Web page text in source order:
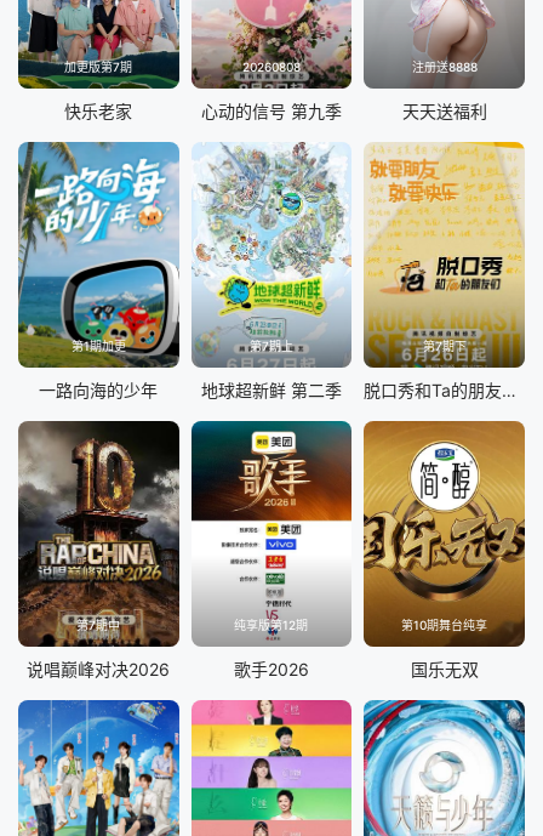
加更版第7期
快乐老家
20260808
心动的信号 第九季
注册送8888
天天送福利
第1期加更
一路向海的少年
第7期上
地球超新鲜 第二季
第7期下
脱口秀和Ta的朋友们 第三季
第7期中
说唱巅峰对决2026
纯享版第12期
歌手2026
第10期舞台纯享
国乐无双